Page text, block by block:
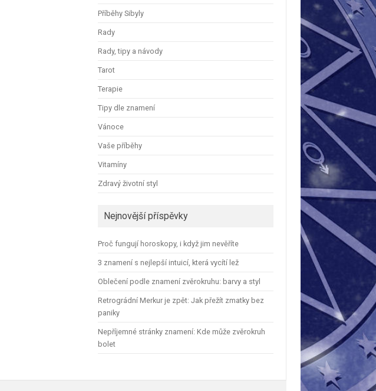
Příběhy Sibyly
Rady
Rady, tipy a návody
Tarot
Terapie
Tipy dle znamení
Vánoce
Vaše příběhy
Vitamíny
Zdravý životní styl
Nejnovější příspěvky
Proč fungují horoskopy, i když jim nevěříte
3 znamení s nejlepší intuicí, která vycítí lež
Oblečení podle znamení zvěrokruhu: barvy a styl
Retrográdní Merkur je zpět: Jak přežít zmatky bez
paniky
Nepříjemné stránky znamení: Kde může zvěrokruh
bolet